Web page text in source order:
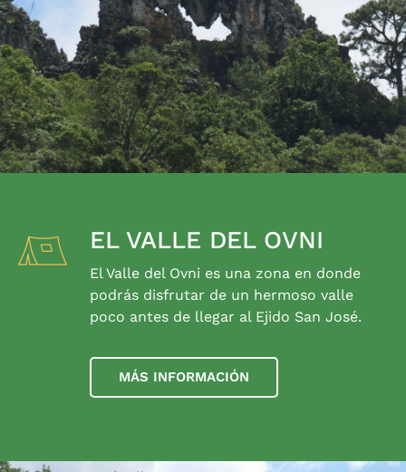
EL VALLE DEL OVNI
El Valle del Ovni es una zona en donde
podrás disfrutar de un hermoso valle
poco antes de llegar al Ejido San José.
MÁS INFORMACIÓN